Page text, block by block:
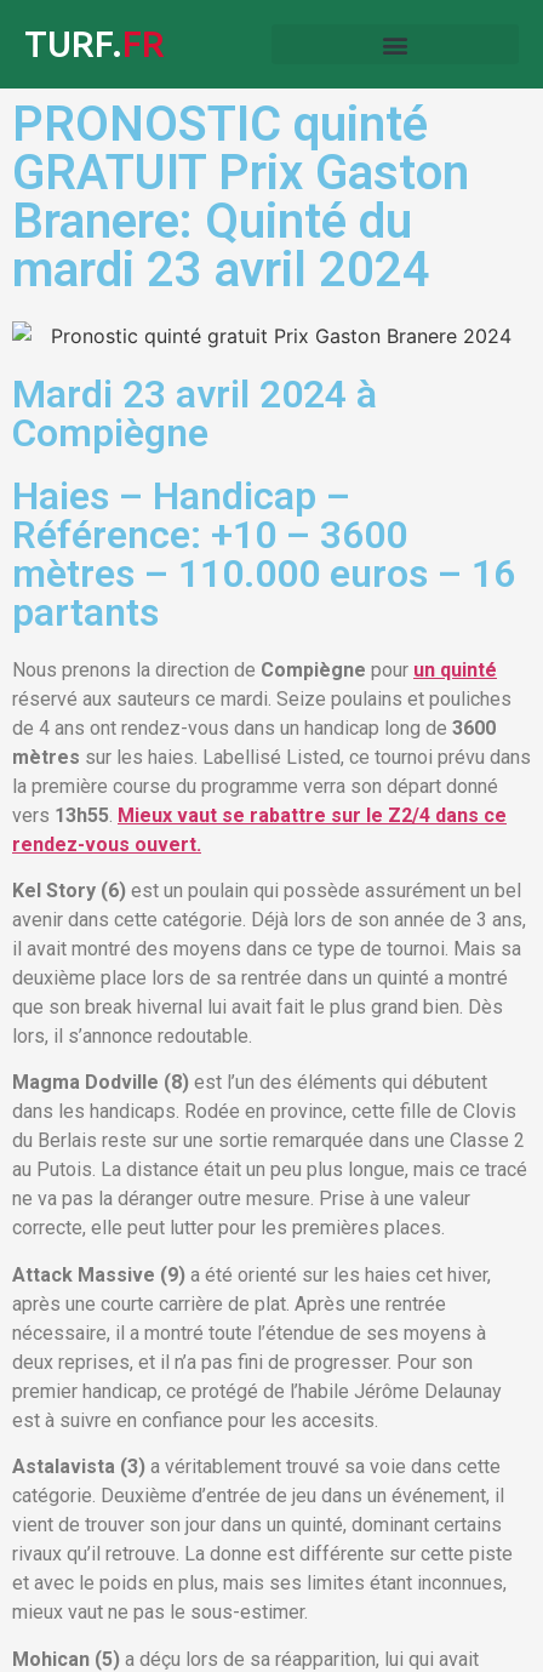
TURF.FR
PRONOSTIC quinté
GRATUIT Prix Gaston
Branere: Quinté du
mardi 23 avril 2024
Mardi 23 avril 2024 à
Compiègne
Haies – Handicap –
Référence: +10 – 3600
mètres – 110.000 euros – 16
partants
Nous prenons la direction de Compiègne pour un quinté
réservé aux sauteurs ce mardi. Seize poulains et pouliches
de 4 ans ont rendez-vous dans un handicap long de 3600
mètres sur les haies. Labellisé Listed, ce tournoi prévu dans
la première course du programme verra son départ donné
vers 13h55 Mieux vaut se rabattre sur le Z2/4 dans ce
rendez-vous ouvert.
Kel Story (6) est un poulain qui possède assurément un bel
avenir dans cette catégorie. Déjà lors de son année de 3 ans,
il avait montré des moyens dans ce type de tournoi. Mais sa
deuxième place lors de sa rentrée dans un quinté a montré
que son break hivernal lui avait fait le plus grand bien. Dès
lors, il s’annonce redoutable.
Magma Dodville (8) est l’un des éléments qui débutent
dans les handicaps. Rodée en province, cette fille de Clovis
du Berlais reste sur une sortie remarquée dans une Classe 2
au Putois. La distance était un peu plus longue, mais ce tracé
ne va pas la déranger outre mesure. Prise à une valeur
correcte, elle peut lutter pour les premières places.
Attack Massive (9) a été orienté sur les haies cet hiver,
après une courte carrière de plat. Après une rentrée
nécessaire, il a montré toute l’étendue de ses moyens à
deux reprises, et il n’a pas fini de progresser. Pour son
premier handicap, ce protégé de l’habile Jérôme Delaunay
est à suivre en confiance pour les accesits.
Astalavista (3) a véritablement trouvé sa voie dans cette
catégorie. Deuxième d’entrée de jeu dans un événement, il
vient de trouver son jour dans un quinté, dominant certains
rivaux qu’il retrouve. La donne est différente sur cette piste
et avec le poids en plus, mais ses limites étant inconnues,
mieux vaut ne pas le sous-estimer.
Mohican (5) a déçu lors de sa réapparition, lui qui avait